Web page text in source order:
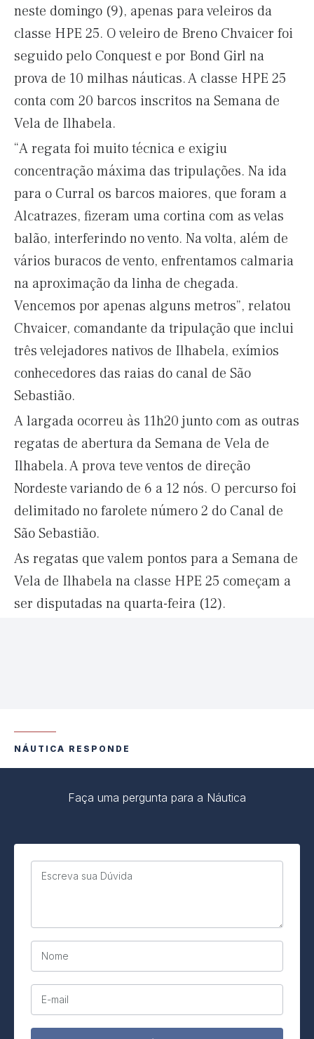
neste domingo (9), apenas para veleiros da
classe HPE 25. O veleiro de Breno Chvaicer foi
seguido pelo Conquest e por Bond Girl na
prova de 10 milhas náuticas. A classe HPE 25
conta com 20 barcos inscritos na Semana de
Vela de Ilhabela.
“A regata foi muito técnica e exigiu
concentração máxima das tripulações. Na ida
para o Curral os barcos maiores, que foram a
Alcatrazes, fizeram uma cortina com as velas
balão, interferindo no vento. Na volta, além de
vários buracos de vento, enfrentamos calmaria
na aproximação da linha de chegada.
Vencemos por apenas alguns metros”, relatou
Chvaicer, comandante da tripulação que inclui
três velejadores nativos de Ilhabela, exímios
conhecedores das raias do canal de São
Sebastião.
A largada ocorreu às 11h20 junto com as outras
regatas de abertura da Semana de Vela de
Ilhabela. A prova teve ventos de direção
Nordeste variando de 6 a 12 nós. O percurso foi
delimitado no farolete número 2 do Canal de
São Sebastião.
As regatas que valem pontos para a Semana de
Vela de Ilhabela na classe HPE 25 começam a
ser disputadas na quarta-feira (12).
NÁUTICA RESPONDE
Faça uma pergunta para a Náutica
Escreva sua Dúvida
Nome
E-mail